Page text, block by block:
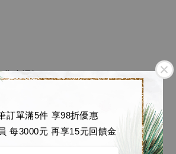
訂單滿5件 享98折優惠
每3000元 再享15元回饋金
作室通知
10-12月 (僅供參考)
廠商實際發貨時間為準
官網現貨區選購